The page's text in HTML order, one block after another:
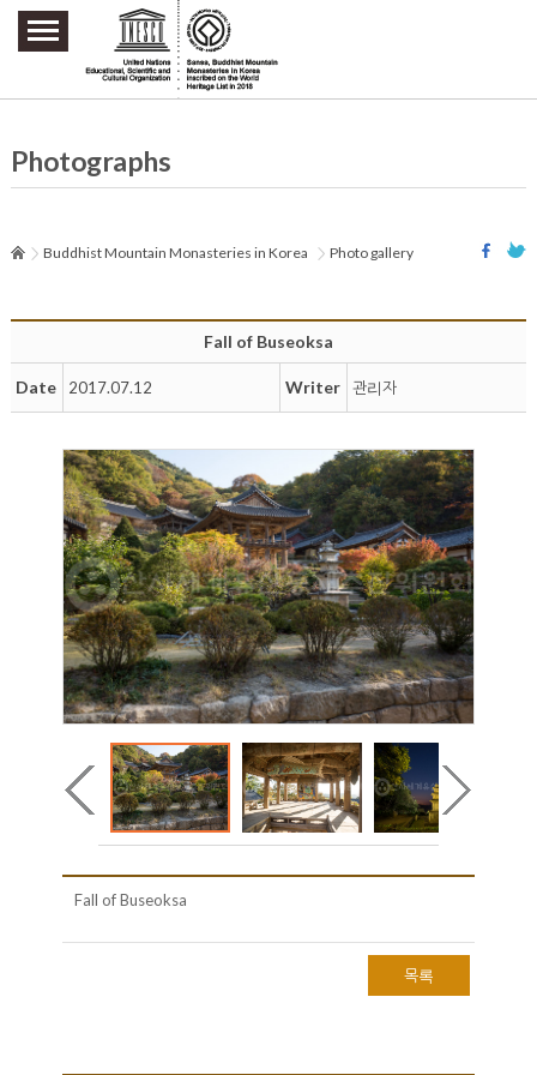
주요메뉴 바로가기
본문 바로가기
하단메뉴 바로가기
Photographs
Buddhist Mountain Monasteries in Korea Photo gallery
Fall of Buseoksa
Date 2017.07.12 Writer 관리자
Fall of Buseoksa
목록